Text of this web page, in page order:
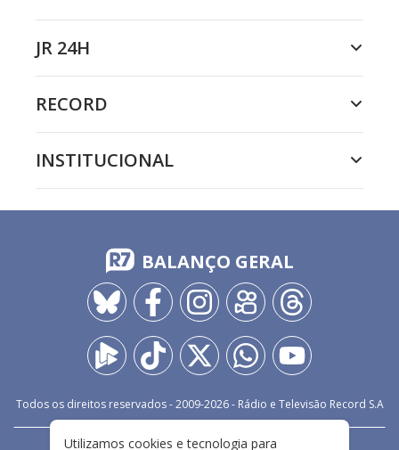
JR 24H
RECORD
INSTITUCIONAL
BALANÇO GERAL
Todos os direitos reservados - 2009-2026- Rádio e Televisão Record S.A
Utilizamos cookies e tecnologia para